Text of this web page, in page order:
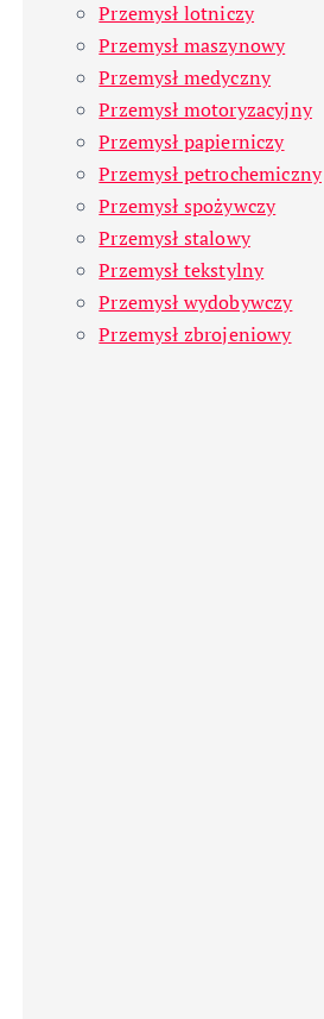
Przemysł lotniczy
Przemysł maszynowy
Przemysł medyczny
Przemysł motoryzacyjny
Przemysł papierniczy
Przemysł petrochemiczny
Przemysł spożywczy
Przemysł stalowy
Przemysł tekstylny
Przemysł wydobywczy
Przemysł zbrojeniowy